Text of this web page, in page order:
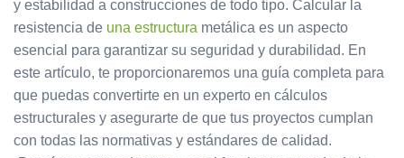
y estabilidad a construcciones de todo tipo. Calcular la
resistencia de una estructura metálica es un aspecto
esencial para garantizar su seguridad y durabilidad. En
este artículo, te proporcionaremos una guía completa para
que puedas convertirte en un experto en cálculos
estructurales y asegurarte de que tus proyectos cumplan
con todas las normativas y estándares de calidad.